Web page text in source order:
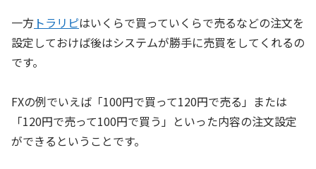
一方 トラリピはいくらで買っていくらで売るなどの注文を
設定しておけば後はシステムが勝手に売買をしてくれるの
です。
FXの例でいえば「100円で買って120円で売る」または
「120円で売って100円で買う」といった内容の注文設定
ができるということです。